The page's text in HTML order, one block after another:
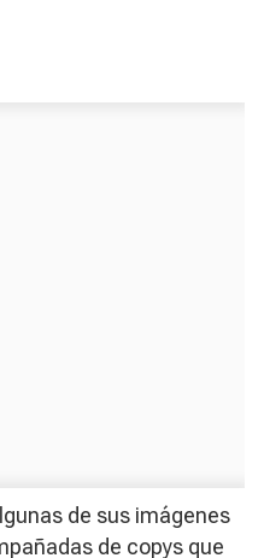
de sus imágenes
de copys que